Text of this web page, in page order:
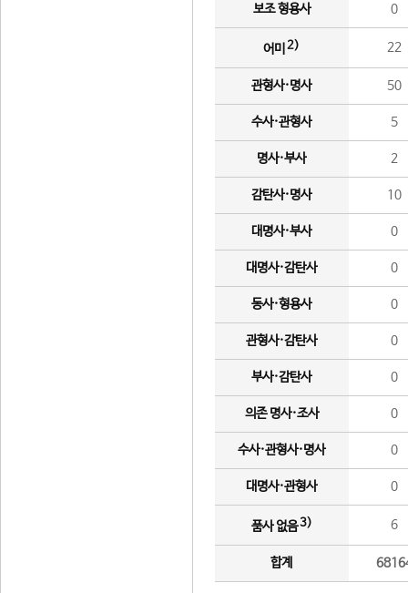
보조 형용사 0
어미 2) 22
관형사·명사 50
수사·관형사 5
명사·부사 2
감탄사·명사 10
대명사·부사 0
대명사·감탄사 0
동사·형용사 0
관형사·감탄사 0
부사·감탄사 0
의존 명사·조사 0
수사·관형사·명사 0
대명사·관형사 0
품사 없음3) 6
합계